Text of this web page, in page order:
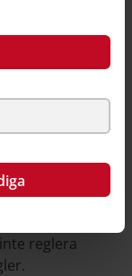
§
i åttonde
plan- och
reglera